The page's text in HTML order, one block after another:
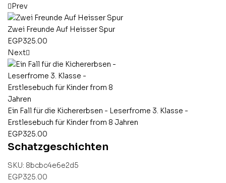
Prev
Zwei Freunde Auf Heisser Spur
EGP325.00
Next
Ein Fall für die Kichererbsen - Leserfrome 3. Klasse -
Erstlesebuch für Kinder from 8 Jahren
EGP325.00
Schatzgeschichten
SKU: 8bcbc4e6e2d5
EGP325.00